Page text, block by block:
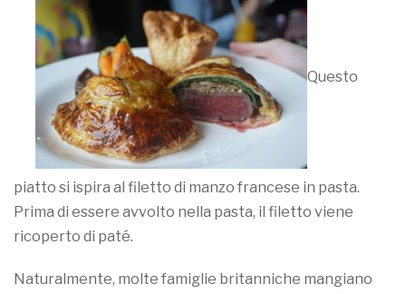
Questo
piatto si ispira al filetto di manzo francese in pasta.
Prima di essere avvolto nella pasta, il filetto viene
ricoperto di paté.
Naturalmente, molte famiglie britanniche mangiano